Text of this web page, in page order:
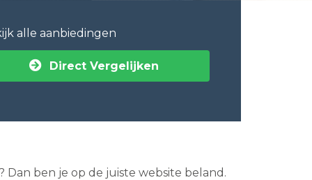
alle aanbiedingen
Direct Vergelijken
ben je op de juiste website beland.